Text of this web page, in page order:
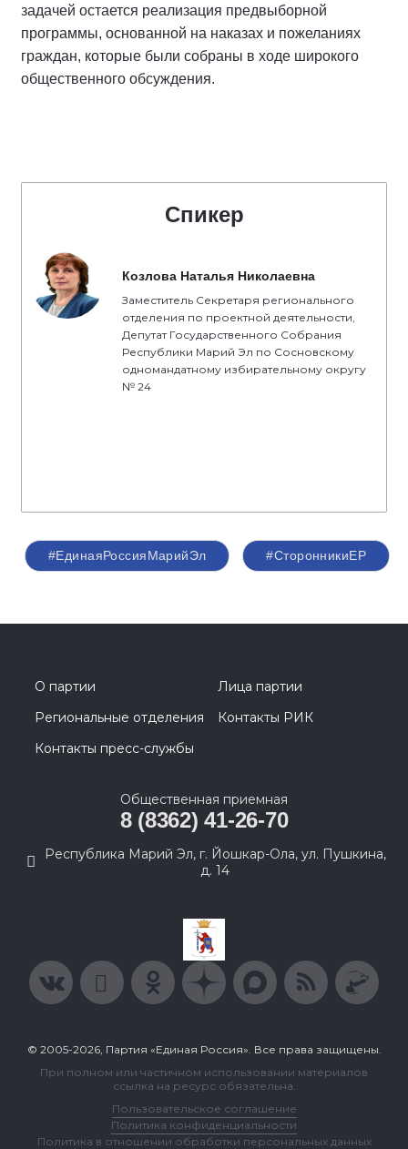
задачей остается реализация предвыборной
программы, основанной на наказах и пожеланиях
граждан, которые были собраны в ходе широкого
общественного обсуждения.
Спикер
Козлова Наталья Николаевна
Заместитель Секретаря регионального
отделения по проектной деятельности,
Депутат Государственного Собрания
Республики Марий Эл по Сосновскому
одномандатному избирательному округу
№ 24
#ЕдинаяРоссияМарийЭл #СторонникиЕР
О партии
Лица партии
Региональные отделения
Контакты РИК
Контакты пресс-службы
Общественная приемная
8 (8362) 41-26-70
Республика Марий Эл, г. Йошкар-Ола, ул. Пушкина,
д. 14
© 2005-2026, Партия «Единая Россия». Все права защищены.
При полном или частичном использовании материалов
ссылка на ресурс обязательна.
Пользовательское соглашение
Политика конфиденциальности
Политика в отношении обработки персональных данных